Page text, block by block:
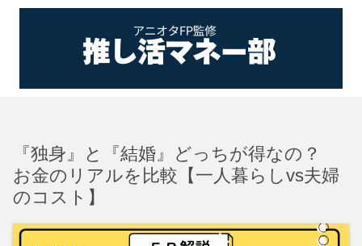
『独身』と『結婚』どっちが得なの？
お金のリアルを比較【一人暮らしvs夫婦
のコスト】